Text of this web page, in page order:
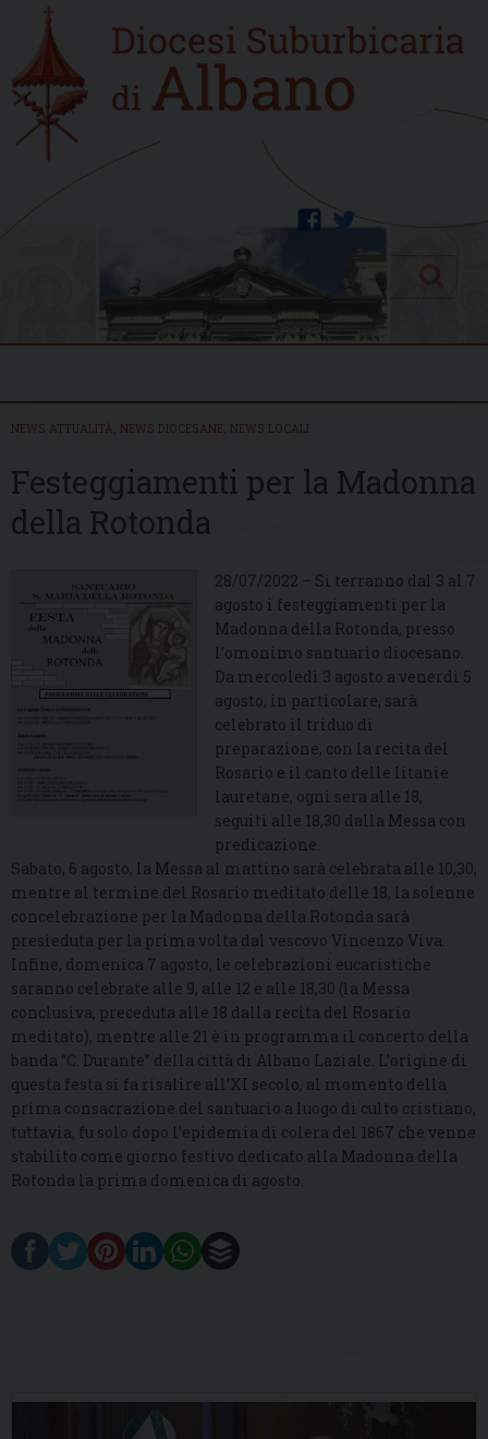
content
Home
new
twitter
facebook
Search
NEWS ATTUALITÀ NEWS DIOCESANE NEWS LOCALI
Festeggiamenti per la Madonna
della Rotonda
28/07/2022 – Si terranno dal 3 al 7
agosto i festeggiamenti per la
Madonna della Rotonda, presso
l’omonimo santuario diocesano.
Da mercoledì 3 agosto a venerdì 5
agosto, in particolare, sarà
celebrato il triduo di
preparazione, con la recita del
Rosario e il canto delle litanie
lauretane, ogni sera alle 18,
seguiti alle 18,30 dalla Messa con
predicazione.
Sabato, 6 agosto, la Messa al mattino sarà celebrata alle 10,30,
mentre al termine del Rosario meditato delle 18, la solenne
concelebrazione per la Madonna della Rotonda sarà
presieduta per la prima volta dal vescovo Vincenzo Viva.
Infine, domenica 7 agosto, le celebrazioni eucaristiche
saranno celebrate alle 9, alle 12 e alle 18,30 (la Messa
conclusiva, preceduta alle 18 dalla recita del Rosario
meditato), mentre alle 21 è in programma il concerto della
banda “C. Durante” della città di Albano Laziale. L’origine di
questa festa si fa risalire all’XI secolo, al momento della
prima consacrazione del santuario a luogo di culto cristiano,
tuttavia, fu solo dopo l’epidemia di colera del 1867 che venne
stabilito come giorno festivo dedicato alla Madonna della
Rotonda la prima domenica di agosto.